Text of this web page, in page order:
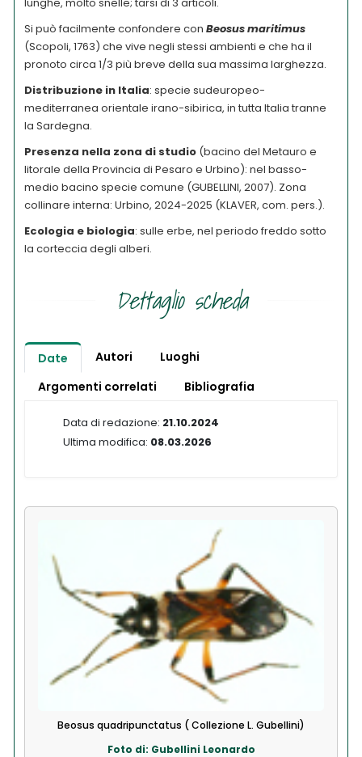
Si può facilmente confondere con Beosus maritimus
(Scopoli, 1763) che vive negli stessi ambienti e che ha il
pronoto circa 1/3 più breve della sua massima larghezza.
Distribuzione in Italia: specie sudeuropeo-
mediterranea orientale irano-sibirica, in tutta Italia tranne
la Sardegna.
Presenza nella zona di studio (bacino del Metauro e
litorale della Provincia di Pesaro e Urbino): nel basso-
medio bacino specie comune (GUBELLINI, 2007). Zona
collinare interna: Urbino, 2024-2025 (KLAVER, com. pers.).
Ecologia e biologia: sulle erbe, nel periodo freddo sotto
la corteccia degli alberi.
Dettaglio scheda
Date Autori
Luoghi
Argomenti correlati
Bibliografia
Data di redazione: 21.10.2024
Ultima modifica: 08.03.2026
Beosus quadripunctatus ( Collezione L. Gubellini)
Foto di: Gubellini Leonardo